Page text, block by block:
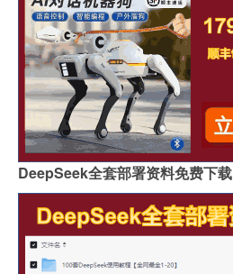
DeepSeek全套部署资料免费下载